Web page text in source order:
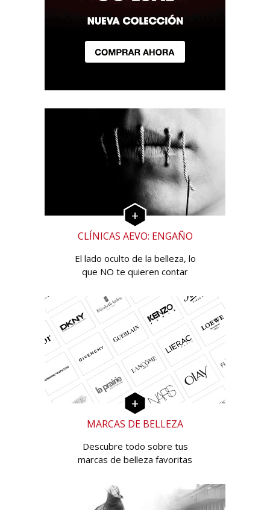
CLÍNICAS AEVO: ENGAÑO
El lado oculto de la belleza, lo
que NO te quieren contar
MARCAS DE BELLEZA
Descubre todo sobre tus
marcas de belleza favoritas